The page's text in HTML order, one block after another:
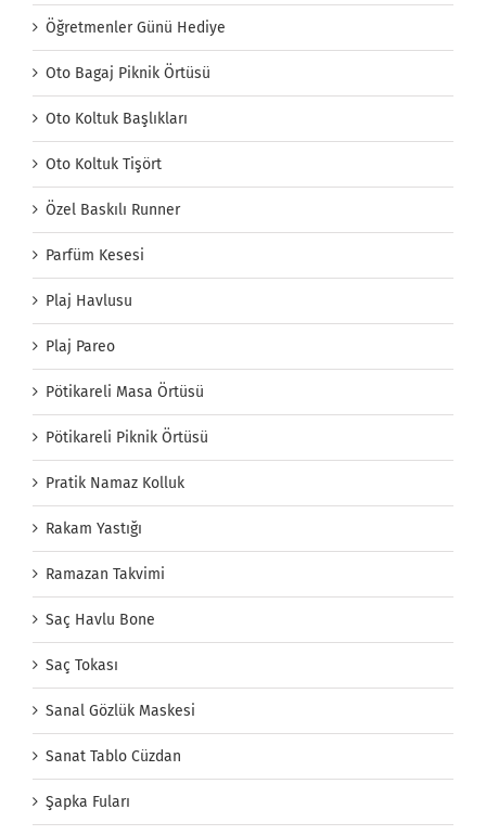
Öğretmenler Günü Hediye
Oto Bagaj Piknik Örtüsü
Oto Koltuk Başlıkları
Oto Koltuk Tişört
Özel Baskılı Runner
Parfüm Kesesi
Plaj Havlusu
Plaj Pareo
Pötikareli Masa Örtüsü
Pötikareli Piknik Örtüsü
Pratik Namaz Kolluk
Rakam Yastığı
Ramazan Takvimi
Saç Havlu Bone
Saç Tokası
Sanal Gözlük Maskesi
Sanat Tablo Cüzdan
Şapka Fuları